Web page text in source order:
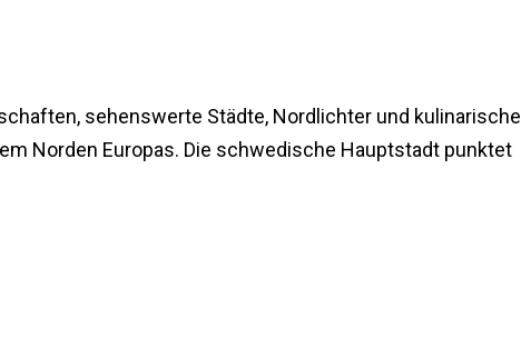
sehenswerte Städte, Nordlichter und kulinarische
Norden Europas. Die schwedische Hauptstadt punktet